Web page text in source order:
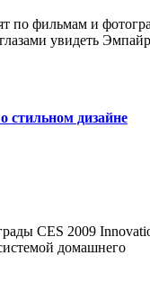
по фильмам и
увидеть
стильном дизайне
CES 2009
домашнего